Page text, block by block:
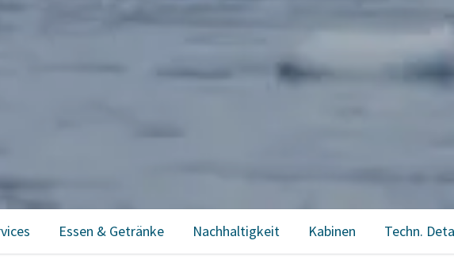
Essen & Getränke Nachhaltigkeit Kabinen Techn.